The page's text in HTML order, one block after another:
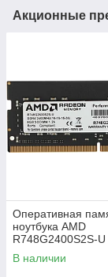
Акционные
Оперативная
ноутбука AMD
R748G2400S2S-U
В наличии